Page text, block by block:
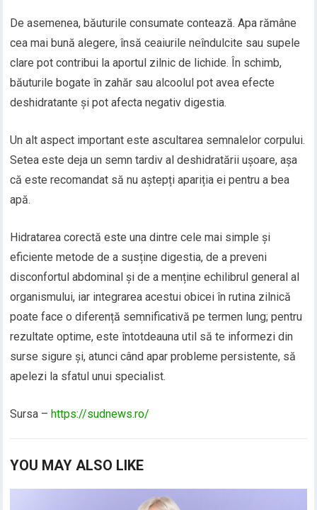
De asemenea, băuturile consumate contează. Apa rămâne
cea mai bună alegere, însă ceaiurile neîndulcite sau supele
clare pot contribui la aportul zilnic de lichide. În schimb,
băuturile bogate în zahăr sau alcoolul pot avea efecte
deshidratante și pot afecta negativ digestia.
Un alt aspect important este ascultarea semnalelor corpului.
Setea este deja un semn tardiv al deshidratării ușoare, așa
că este recomandat să nu aștepți apariția ei pentru a bea
apă.
Hidratarea corectă este una dintre cele mai simple și
eficiente metode de a susține digestia, de a preveni
disconfortul abdominal și de a menține echilibrul general al
organismului, iar integrarea acestui obicei în rutina zilnică
poate face o diferență semnificativă pe termen lung; pentru
rezultate optime, este întotdeauna util să te informezi din
surse sigure și, atunci când apar probleme persistente, să
apelezi la sfatul unui specialist.
Sursa – https://sudnews.ro/
YOU MAY ALSO LIKE